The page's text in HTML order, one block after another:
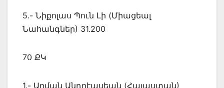
5.- Նիքոլաս Պուն Լի (Միացեալ
Նահանգներ) 31.200
70 ՔԿ
1.- Արման Անդրէասեան (Հայաստան)